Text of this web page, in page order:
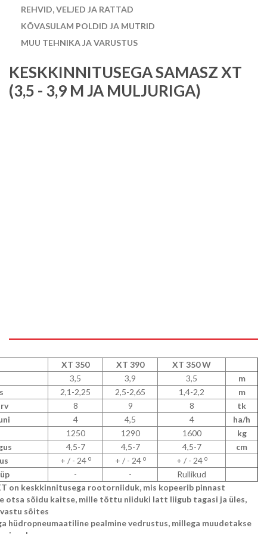
REHVID, VELJED JA RATTAD
KÕVASULAM POLDID JA MUTRID
MUU TEHNIKA JA VARUSTUS
KESKKINNITUSEGA SAMASZ XT
(3,5 - 3,9 M JA MULJURIGA)
XT 350 XT 390
XT 350 W
3,5
3,9 3,5
m
2,1-2,25 2,5-2,65 1,4-2,2
m
8 9 8
tk
4 4,5 4
ha/h
1250
1290 1600
kg
4,5-7 4,5-7 4,5-7
cm
+ / - 24 o + / - 24 o + / - 24 o
- -
Rullikud
on keskkinnitusega rootorniiduk, mis kopeerib pinnast
otsa sõidu kaitse, mille tõttu niiduki latt liigub tagasi ja üles,
sõites
hüdropneumaatiline pealmine vedrustus, millega muudetakse